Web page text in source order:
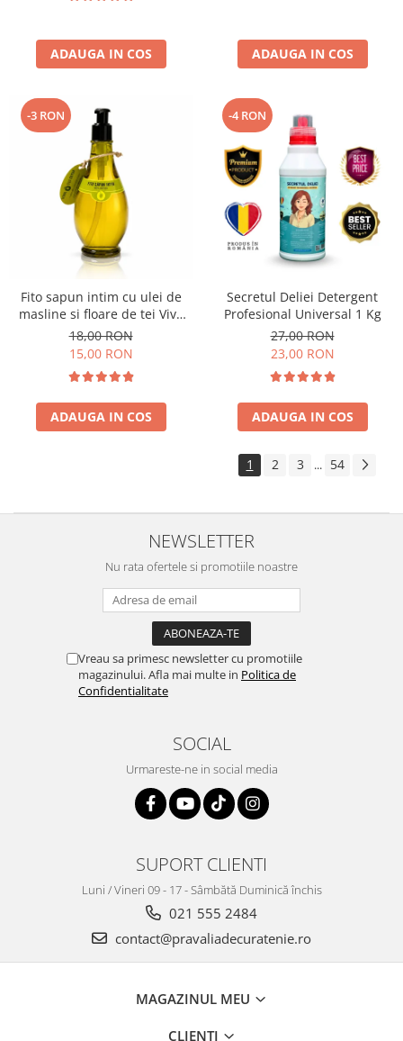
ADAUGA IN COS ADAUGA IN COS
-3 RON
Fito sapun intim cu ulei de
masline si floare de tei Viva
Oliva 400 ml
18,00 RON
15,00 RON
ADAUGA IN COS
-4 RON
Secretul Deliei Detergent
Profesional Universal 1 Kg
27,00 RON
23,00 RON
ADAUGA IN COS
1 2 3 ... 54
NEWSLETTER
Nu rata ofertele si promotiile noastre
Vreau sa primesc newsletter cu promotiile
magazinului. Afla mai multe in Politica de
Confidentialitate
SOCIAL
Urmareste-ne in social media
SUPORT CLIENTI
Luni / Vineri 09 - 17 - Sâmbătă Duminică închis
021 555 2484
contact@pravaliadecuratenie.ro
MAGAZINUL MEU
CLIENTI